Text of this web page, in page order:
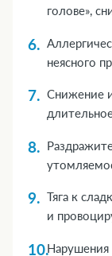
голове»,
неясного
Снижение
Тяга к
и
Нарушения